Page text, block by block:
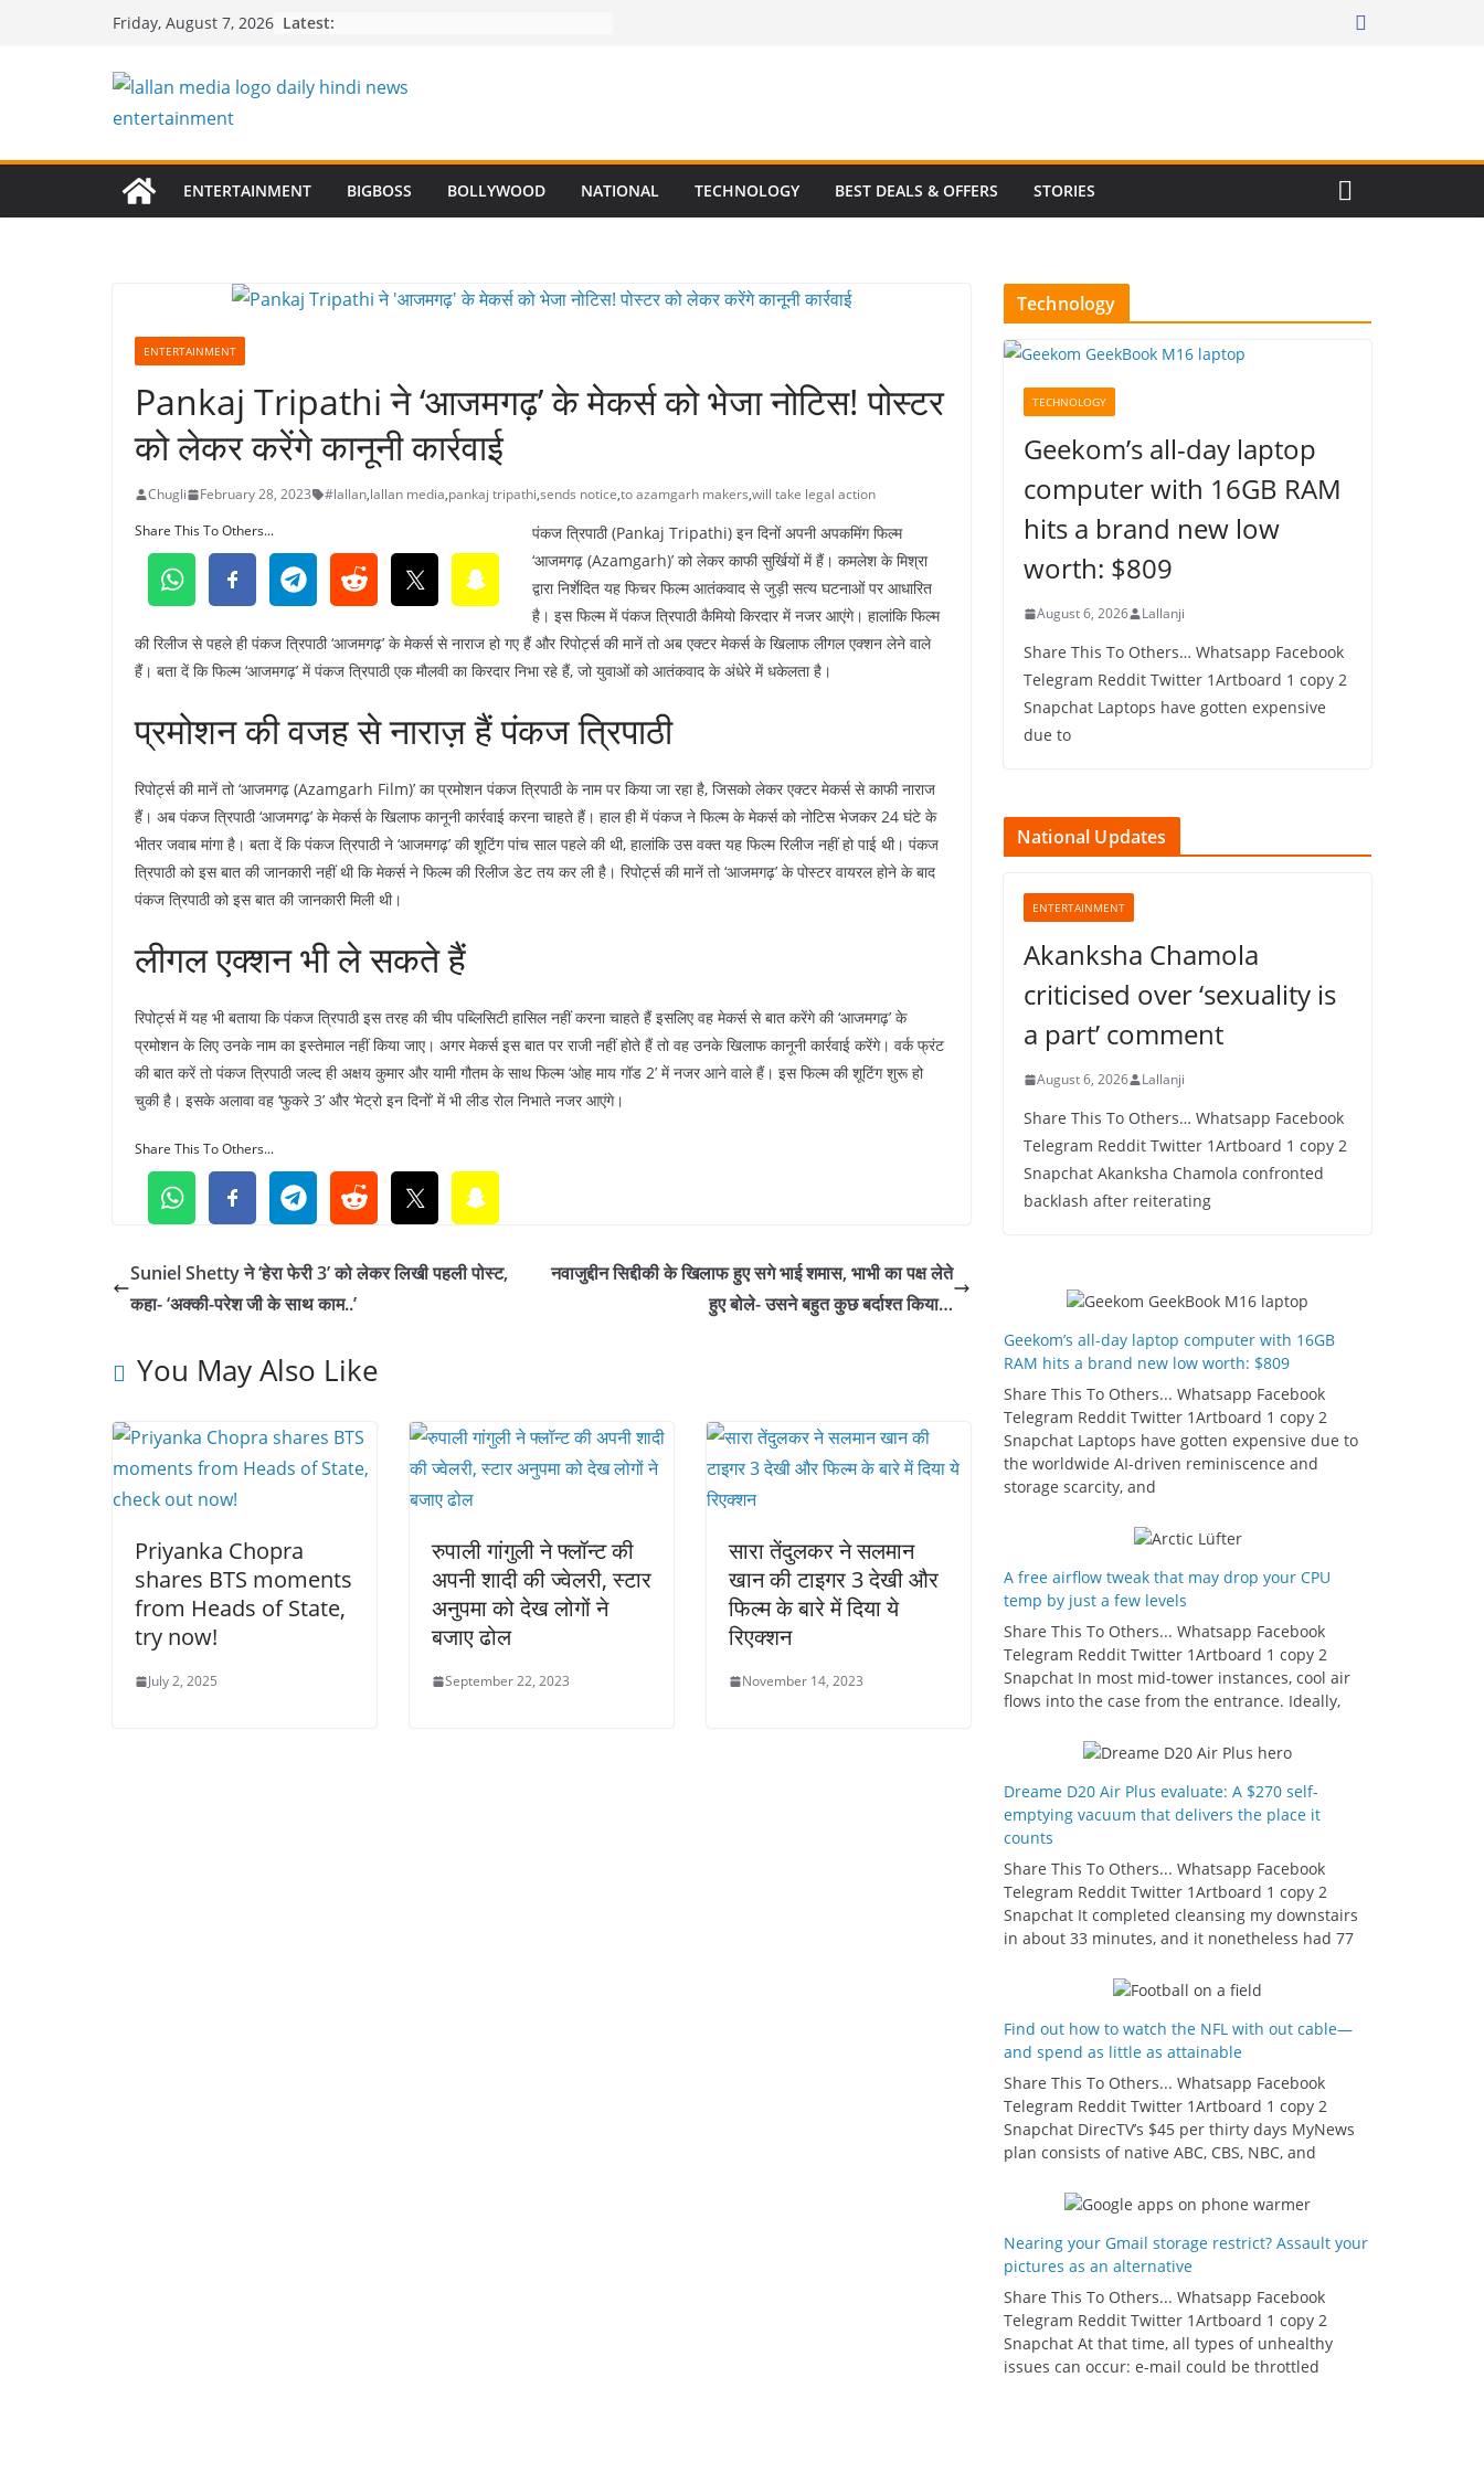
Friday, August 7, 2026 Latest:
ENTERTAINMENT BIGBOSS BOLLYWOOD NATIONAL TECHNOLOGY BEST DEALS & OFFERS STORIES
ENTERTAINMENT
Pankaj Tripathi ने ‘आजमगढ़’ के मेकर्स को भेजा नोटिस! पोस्टर
को लेकर करेंगे कानूनी कार्रवाई
Chugli February 28, 2023 #lallan,lallan media,pankaj tripathi,sends notice,to azamgarh makers,will take legal action
Share This To Others...
पंकज त्रिपाठी (Pankaj Tripathi) इन दिनों अपनी अपकमिंग फिल्म
‘आजमगढ़ (Azamgarh)’ को लेकर काफी सुर्खियों में हैं। कमलेश के मिश्रा
द्वारा निर्शेदित यह फिचर फिल्म आतंकवाद से जुड़ी सत्य घटनाओं पर आधारित
है। इस फिल्म में पंकज त्रिपाठी कैमियो किरदार में नजर आएंगे। हालांकि फिल्म
की रिलीज से पहले ही पंकज त्रिपाठी ‘आजमगढ़’ के मेकर्स से नाराज हो गए हैं और रिपोर्ट्स की मानें तो अब एक्टर मेकर्स के खिलाफ लीगल एक्शन लेने वाले
हैं। बता दें कि फिल्म ‘आजमगढ़’ में पंकज त्रिपाठी एक मौलवी का किरदार निभा रहे हैं, जो युवाओं को आतंकवाद के अंधेरे में धकेलता है।
प्रमोशन की वजह से नाराज़ हैं पंकज त्रिपाठी
रिपोर्ट्स की मानें तो ‘आजमगढ़ (Azamgarh Film)’ का प्रमोशन पंकज त्रिपाठी के नाम पर किया जा रहा है, जिसको लेकर एक्टर मेकर्स से काफी नाराज
हैं। अब पंकज त्रिपाठी ‘आजमगढ़’ के मेकर्स के खिलाफ कानूनी कार्रवाई करना चाहते हैं। हाल ही में पंकज ने फिल्म के मेकर्स को नोटिस भेजकर 24 घंटे के
भीतर जवाब मांगा है। बता दें कि पंकज त्रिपाठी ने ‘आजमगढ़’ की शूटिंग पांच साल पहले की थी, हालांकि उस वक्त यह फिल्म रिलीज नहीं हो पाई थी। पंकज
त्रिपाठी को इस बात की जानकारी नहीं थी कि मेकर्स ने फिल्म की रिलीज डेट तय कर ली है। रिपोर्ट्स की मानें तो ‘आजमगढ़’ के पोस्टर वायरल होने के बाद
पंकज त्रिपाठी को इस बात की जानकारी मिली थी।
लीगल एक्शन भी ले सकते हैं
रिपोर्ट्स में यह भी बताया कि पंकज त्रिपाठी इस तरह की चीप पब्लिसिटी हासिल नहीं करना चाहते हैं इसलिए वह मेकर्स से बात करेंगे की ‘आजमगढ़’ के
प्रमोशन के लिए उनके नाम का इस्तेमाल नहीं किया जाए। अगर मेकर्स इस बात पर राजी नहीं होते हैं तो वह उनके खिलाफ कानूनी कार्रवाई करेंगे। वर्क फ्रंट
की बात करें तो पंकज त्रिपाठी जल्द ही अक्षय कुमार और यामी गौतम के साथ फिल्म ‘ओह माय गॉड 2’ में नजर आने वाले हैं। इस फिल्म की शूटिंग शुरू हो
चुकी है। इसके अलावा वह ‘फुकरे 3’ और ‘मेट्रो इन दिनों’ में भी लीड रोल निभाते नजर आएंगे।
Share This To Others...
Suniel Shetty ने ‘हेरा फेरी 3’ को लेकर लिखी पहली पोस्ट,
कहा- ‘अक्की-परेश जी के साथ काम..’
नवाजुद्दीन सिद्दीकी के खिलाफ हुए सगे भाई शमास, भाभी का पक्ष लेते
हुए बोले- उसने बहुत कुछ बर्दाश्त किया…
You May Also Like
Priyanka Chopra
shares BTS moments
from Heads of State,
try now!
July 2, 2025
रुपाली गांगुली ने फ्लॉन्ट की
अपनी शादी की ज्वेलरी, स्टार
अनुपमा को देख लोगों ने
बजाए ढोल
September 22, 2023
सारा तेंदुलकर ने सलमान
खान की टाइगर 3 देखी और
फिल्म के बारे में दिया ये
रिएक्शन
November 14, 2023
Technology
TECHNOLOGY
Geekom’s all-day laptop
computer with 16GB RAM
hits a brand new low
worth: $809
August 6, 2026 Lallanji
Share This To Others… Whatsapp Facebook
Telegram Reddit Twitter 1Artboard 1 copy 2
Snapchat Laptops have gotten expensive
due to
National Updates
ENTERTAINMENT
Akanksha Chamola
criticised over ‘sexuality is
a part’ comment
August 6, 2026 Lallanji
Share This To Others… Whatsapp Facebook
Telegram Reddit Twitter 1Artboard 1 copy 2
Snapchat Akanksha Chamola confronted
backlash after reiterating
Geekom’s all-day laptop computer with 16GB
RAM hits a brand new low worth: $809
Share This To Others... Whatsapp Facebook
Telegram Reddit Twitter 1Artboard 1 copy 2
Snapchat Laptops have gotten expensive due to
the worldwide AI-driven reminiscence and
storage scarcity, and
A free airflow tweak that may drop your CPU
temp by just a few levels
Share This To Others... Whatsapp Facebook
Telegram Reddit Twitter 1Artboard 1 copy 2
Snapchat In most mid-tower instances, cool air
flows into the case from the entrance. Ideally,
Dreame D20 Air Plus evaluate: A $270 self-
emptying vacuum that delivers the place it
counts
Share This To Others... Whatsapp Facebook
Telegram Reddit Twitter 1Artboard 1 copy 2
Snapchat It completed cleansing my downstairs
in about 33 minutes, and it nonetheless had 77
Find out how to watch the NFL with out cable—
and spend as little as attainable
Share This To Others... Whatsapp Facebook
Telegram Reddit Twitter 1Artboard 1 copy 2
Snapchat DirecTV’s $45 per thirty days MyNews
plan consists of native ABC, CBS, NBC, and
Nearing your Gmail storage restrict? Assault your
pictures as an alternative
Share This To Others... Whatsapp Facebook
Telegram Reddit Twitter 1Artboard 1 copy 2
Snapchat At that time, all types of unhealthy
issues can occur: e-mail could be throttled